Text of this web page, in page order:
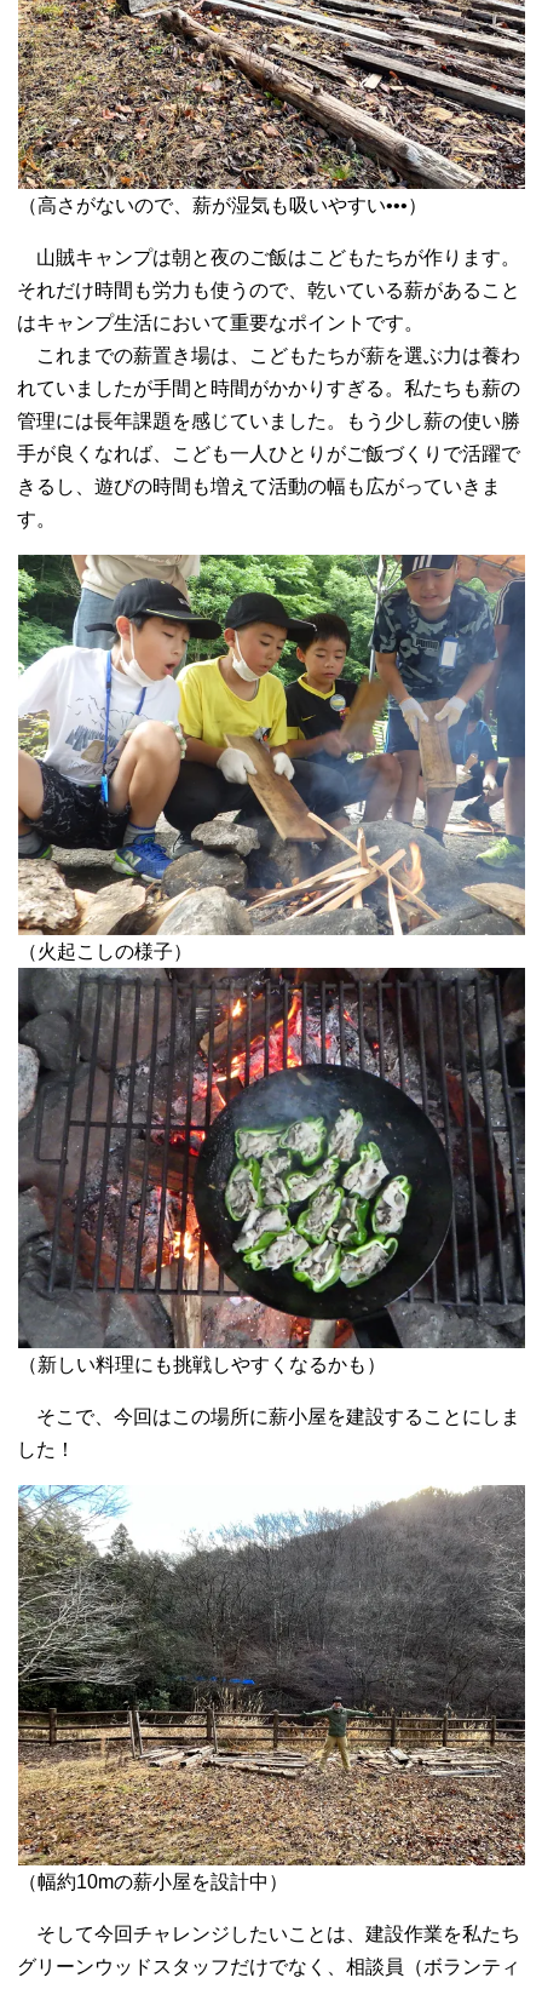
（高さがないので、薪が湿気も吸いやすい•••）
山賊キャンプは朝と夜のご飯はこどもたちが作ります。
それだけ時間も労力も使うので、乾いている薪があること
はキャンプ生活において重要なポイントです。
これまでの薪置き場は、こどもたちが薪を選ぶ力は養わ
れていましたが手間と時間がかかりすぎる。私たちも薪の
管理には長年課題を感じていました。もう少し薪の使い勝
手が良くなれば、こども一人ひとりがご飯づくりで活躍で
きるし、遊びの時間も増えて活動の幅も広がっていきま
す。
（火起こしの様子）
（新しい料理にも挑戦しやすくなるかも）
そこで、今回はこの場所に薪小屋を建設することにしま
した！
（幅約10mの薪小屋を設計中）
そして今回チャレンジしたいことは、建設作業を私たち
グリーンウッドスタッフだけでなく、相談員（ボランティ